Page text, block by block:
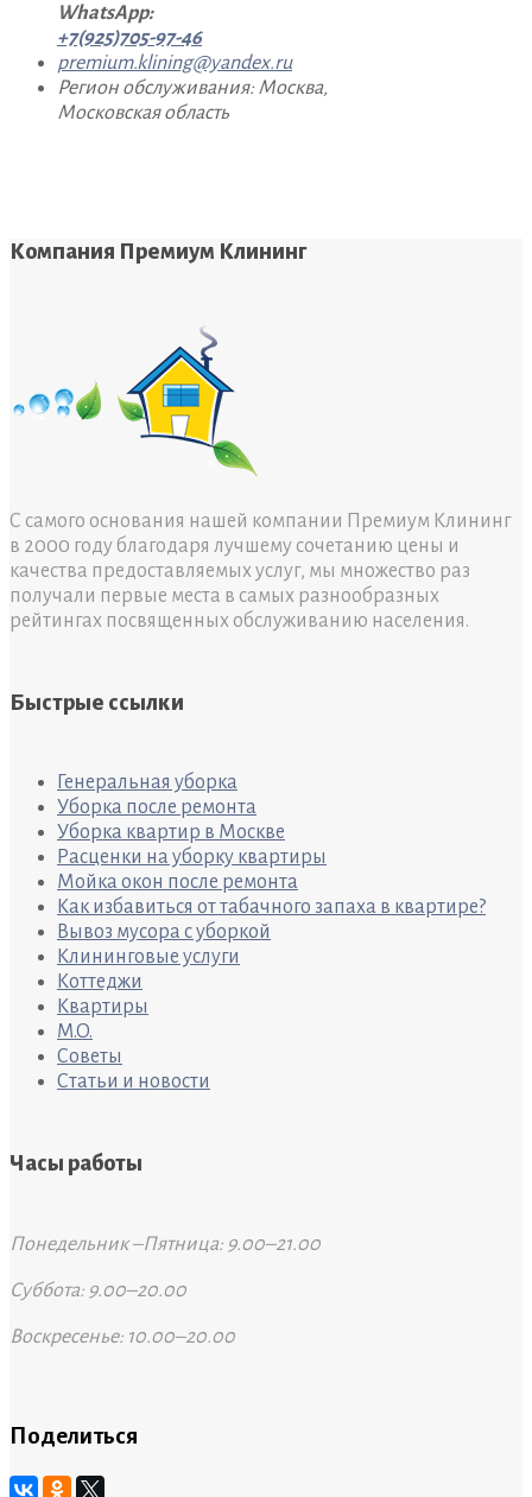
WhatsApp:
+7(925)705-97-46
premium.klining@yandex.ru
Регион обслуживания: Москва,
Московская область
Компания Премиум Клининг
С самого основания нашей компании Премиум Клининг
в 2000 году благодаря лучшему сочетанию цены и
качества предоставляемых услуг, мы множество раз
получали первые места в самых разнообразных
рейтингах посвященных обслуживанию населения.
Быстрые ссылки
Генеральная уборка
Уборка после ремонта
Уборка квартир в Москве
Расценки на уборку квартиры
Мойка окон после ремонта
Как избавиться от табачного запаха в квартире?
Вывоз мусора с уборкой
Клининговые услуги
Коттеджи
Квартиры
M.O.
Советы
Статьи и новости
Часы работы
Понедельник –Пятница: 9.00–21.00
Суббота: 9.00–20.00
Воскресенье: 10.00–20.00
Поделиться